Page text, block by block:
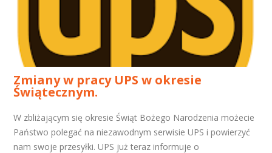
Zmiany w pracy UPS w okresie
Świątecznym.
W zbliżającym się okresie Świąt Bożego Narodzenia możecie
Państwo polegać na niezawodnym serwisie UPS i powierzyć
nam swoje przesyłki. UPS już teraz informuje o